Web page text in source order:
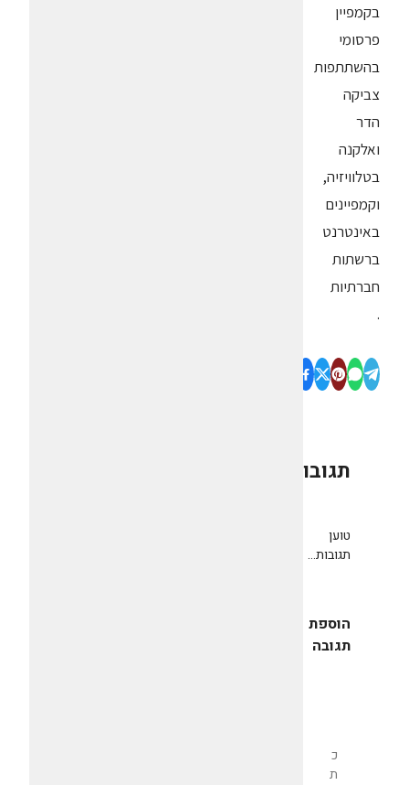
בקמפיין
פרסומי
בהשתתפות
צביקה
הדר
ואלקנה
בטלוויזיה,
וקמפיינים
באינטרנט
ברשתות
חברתיות
.
תגובות
טוען
תגובות...
הוספת
תגובה